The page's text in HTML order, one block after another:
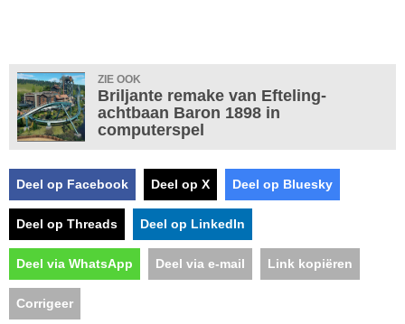
ZIE OOK
Briljante remake van Efteling-
achtbaan Baron 1898 in
computerspel
Deel op Facebook Deel op X Deel op Bluesky
Deel op Threads Deel op LinkedIn
Deel via WhatsApp Deel via e-mail Link kopiëren
Corrigeer